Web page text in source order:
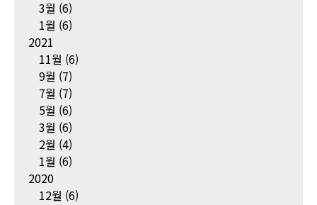
3월 (6)
1월 (6)
2021
11월 (6)
9월 (7)
7월 (7)
5월 (6)
3월 (6)
2월 (4)
1월 (6)
2020
12월 (6)